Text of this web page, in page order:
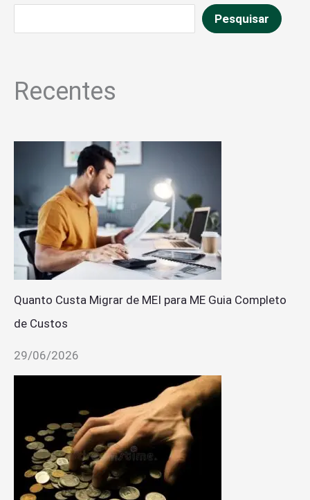
Pesquisar
Recentes
Quanto Custa Migrar de MEI para ME Guia Completo
de Custos
29/06/2026